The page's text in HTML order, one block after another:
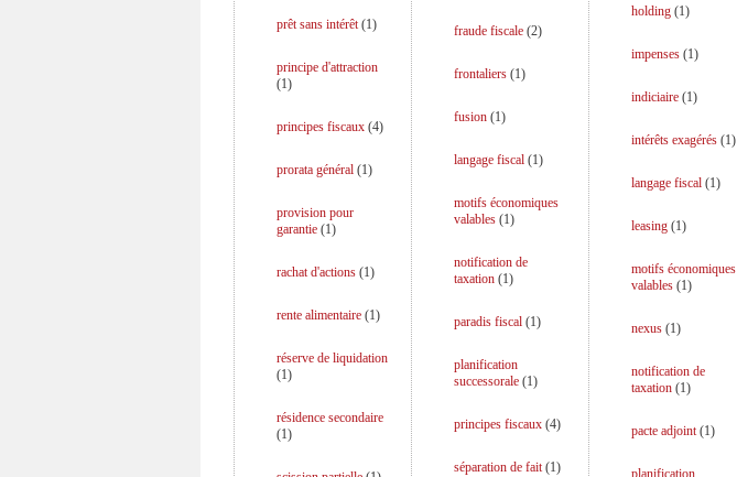
prêt sans intérêt(1)
principe d'attraction
(1)
principes fiscaux (4)
prorata général (1)
provision pour
garantie (1)
rachat d'actions (1)
rente alimentaire (1)
réserve de liquidation
(1)
résidence secondaire
(1)
fraude fiscale(2)
frontaliers(1)
fusion(1)
langage fiscal(1)
motifs économiques
valables(1)
notification de
taxation(1)
paradis fiscal(1)
planification
successorale(1)
principes fiscaux(4)
séparation de fait(1)
holding(1)
impenses(1)
indiciaire(1)
intérêts exagérés(1)
langage fiscal(1)
leasing(1)
motifs économiques
valables(1)
nexus(1)
notification de
taxation(1)
pacte adjoint(1)
planification